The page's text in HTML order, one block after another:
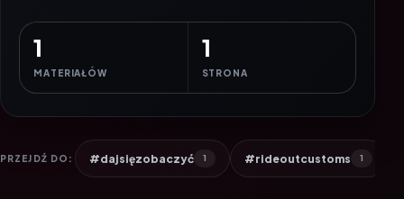
1
MATERIAŁÓW
1
STRONA
PRZEJDŹ DO: #dajsięzobaczyć 1 #rideoutcustoms 1